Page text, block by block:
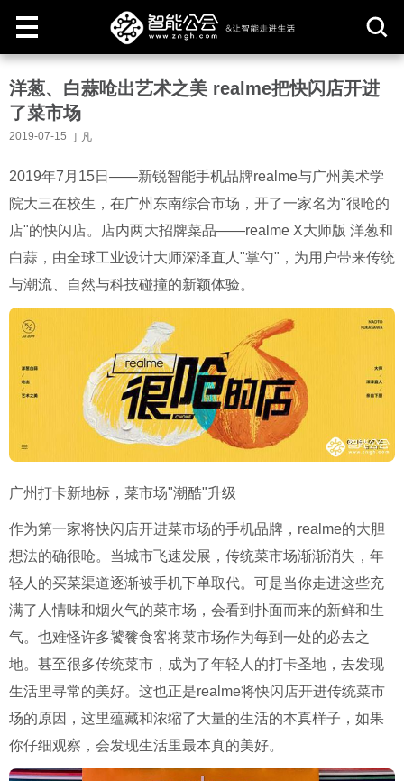
洋葱、白蒜呛出艺术之美 realme把快闪店开进
了菜市场
2019-07-15 丁凡
2019年7月15日 ——新锐智能手机品牌realme与广州美术学
院大三在校生，在广州东南综合市场，开了一家名为"很呛的
店"的快闪店。店内两大招牌菜品——realme X大师版 洋葱和
白蒜，由全球工业设计大师深泽直人"掌勺"，为用户带来传统
与潮流、自然与科技碰撞的新颖体验。
广州打卡新地标，菜市场"潮酷"升级
作为第一家将快闪店开进菜市场的手机品牌，realme的大胆
想法的确很呛。当城市飞速发展，传统菜市场渐渐消失，年
轻人的买菜渠道逐渐被手机下单取代。可是当你走进这些充
满了人情味和烟火气的菜市场，会看到扑面而来的新鲜和生
气。也难怪许多饕餮食客将菜市场作为每到一处的必去之
地。甚至很多传统菜市，成为了年轻人的打卡圣地，去发现
生活里寻常的美好。这也正是realme将快闪店开进传统菜市
场的原因，这里蕴藏和浓缩了大量的生活的本真样子，如果
你仔细观察，会发现生活里最本真的美好。